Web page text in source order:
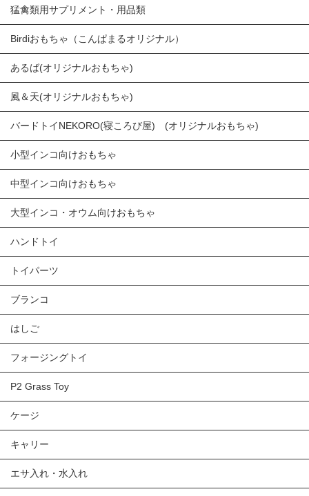
猛禽類用サプリメント・用品類
Birdiおもちゃ（こんぱまるオリジナル）
あるば(オリジナルおもちゃ)
風＆天(オリジナルおもちゃ)
バードトイNEKORO(寝ころび屋) (オリジナルおもちゃ)
小型インコ向けおもちゃ
中型インコ向けおもちゃ
大型インコ・オウム向けおもちゃ
ハンドトイ
トイパーツ
ブランコ
はしご
フォージングトイ
P2 Grass Toy
ケージ
キャリー
エサ入れ・水入れ